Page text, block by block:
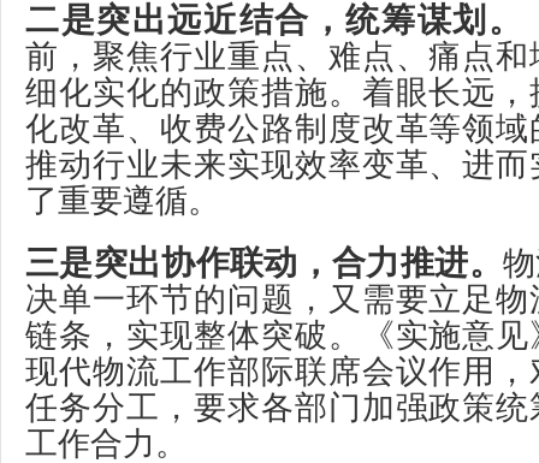
二是突出远近结合，统筹谋划。
前，聚焦行业重点、难点、痛点
细化实化的政策措施。着眼长远
化改革、收费公路制度改革等领
推动行业未来实现效率变革、进
了重要遵循。
三是突出协作联动，合力推进。
决单一环节的问题，又需要立足
链条，实现整体突破。《实施意
现代物流工作部际联席会议作用
任务分工，要求各部门加强政策
工作合力。